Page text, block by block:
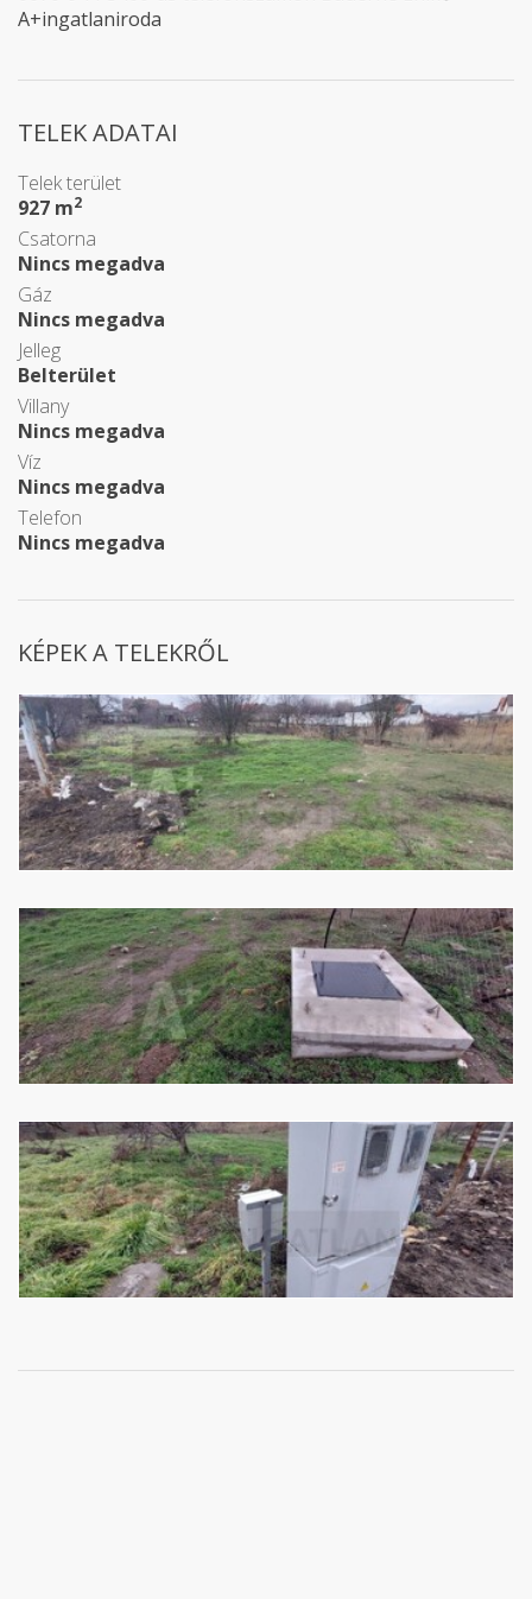
A+ingatlaniroda
TELEK ADATAI
Telek terület
927 m2
Csatorna
Nincs megadva
Gáz
Nincs megadva
Jelleg
Belterület
Villany
Nincs megadva
Víz
Nincs megadva
Telefon
Nincs megadva
KÉPEK A TELEKRŐL